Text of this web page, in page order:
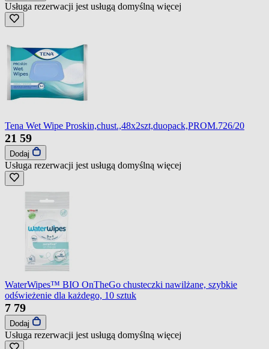
Usługa rezerwacji jest usługą domyślną więcej
Tena Wet Wipe Proskin,chust.,48x2szt,duopack,PROM.726/20
21 59
Dodaj
Usługa rezerwacji jest usługą domyślną więcej
WaterWipes™ BIO OnTheGo chusteczki nawilżane, szybkie
odświeżenie dla każdego, 10 sztuk
7 79
Dodaj
Usługa rezerwacji jest usługą domyślną więcej